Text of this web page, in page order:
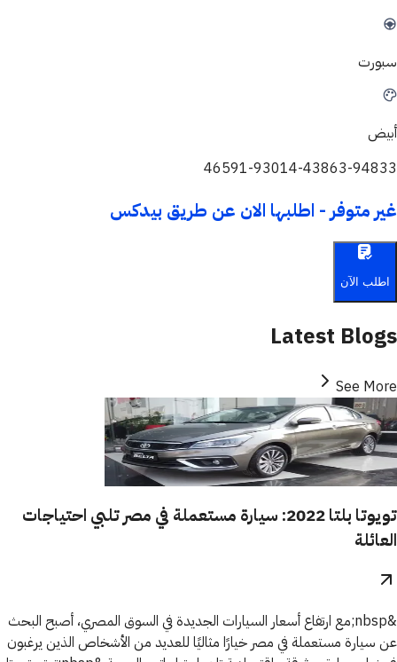
سبورت
أبيض
46591-93014-43863-94833
غير متوفر - اطلبها الان عن طريق بيدكس
اطلب الآن
Latest Blogs
See More
تويوتا بلتا 2022: سيارة مستعملة في مصر تلبي احتياجات
العائلة
&nbsp;مع ارتفاع أسعار السيارات الجديدة في السوق المصري، أصبح البحث
عن سيارة مستعملة في مصر خيارًا مثاليًا للعديد من الأشخاص الذين يرغبون